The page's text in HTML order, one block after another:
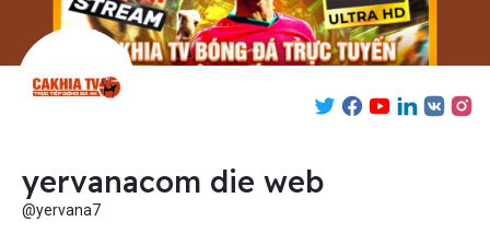
yervanacom die web
@yervana7